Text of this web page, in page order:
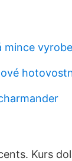
mince
Kurs